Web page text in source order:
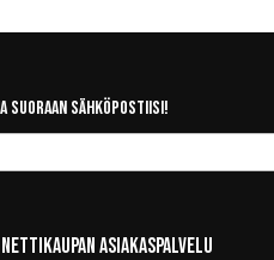
suoraan sähköpostiisi!
Nettikaupan Asiakaspalvelu